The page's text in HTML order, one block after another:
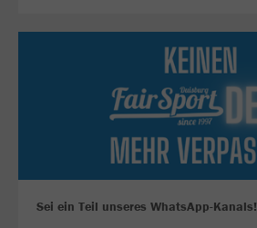
Sei ein Teil unseres WhatsApp-Kanals!